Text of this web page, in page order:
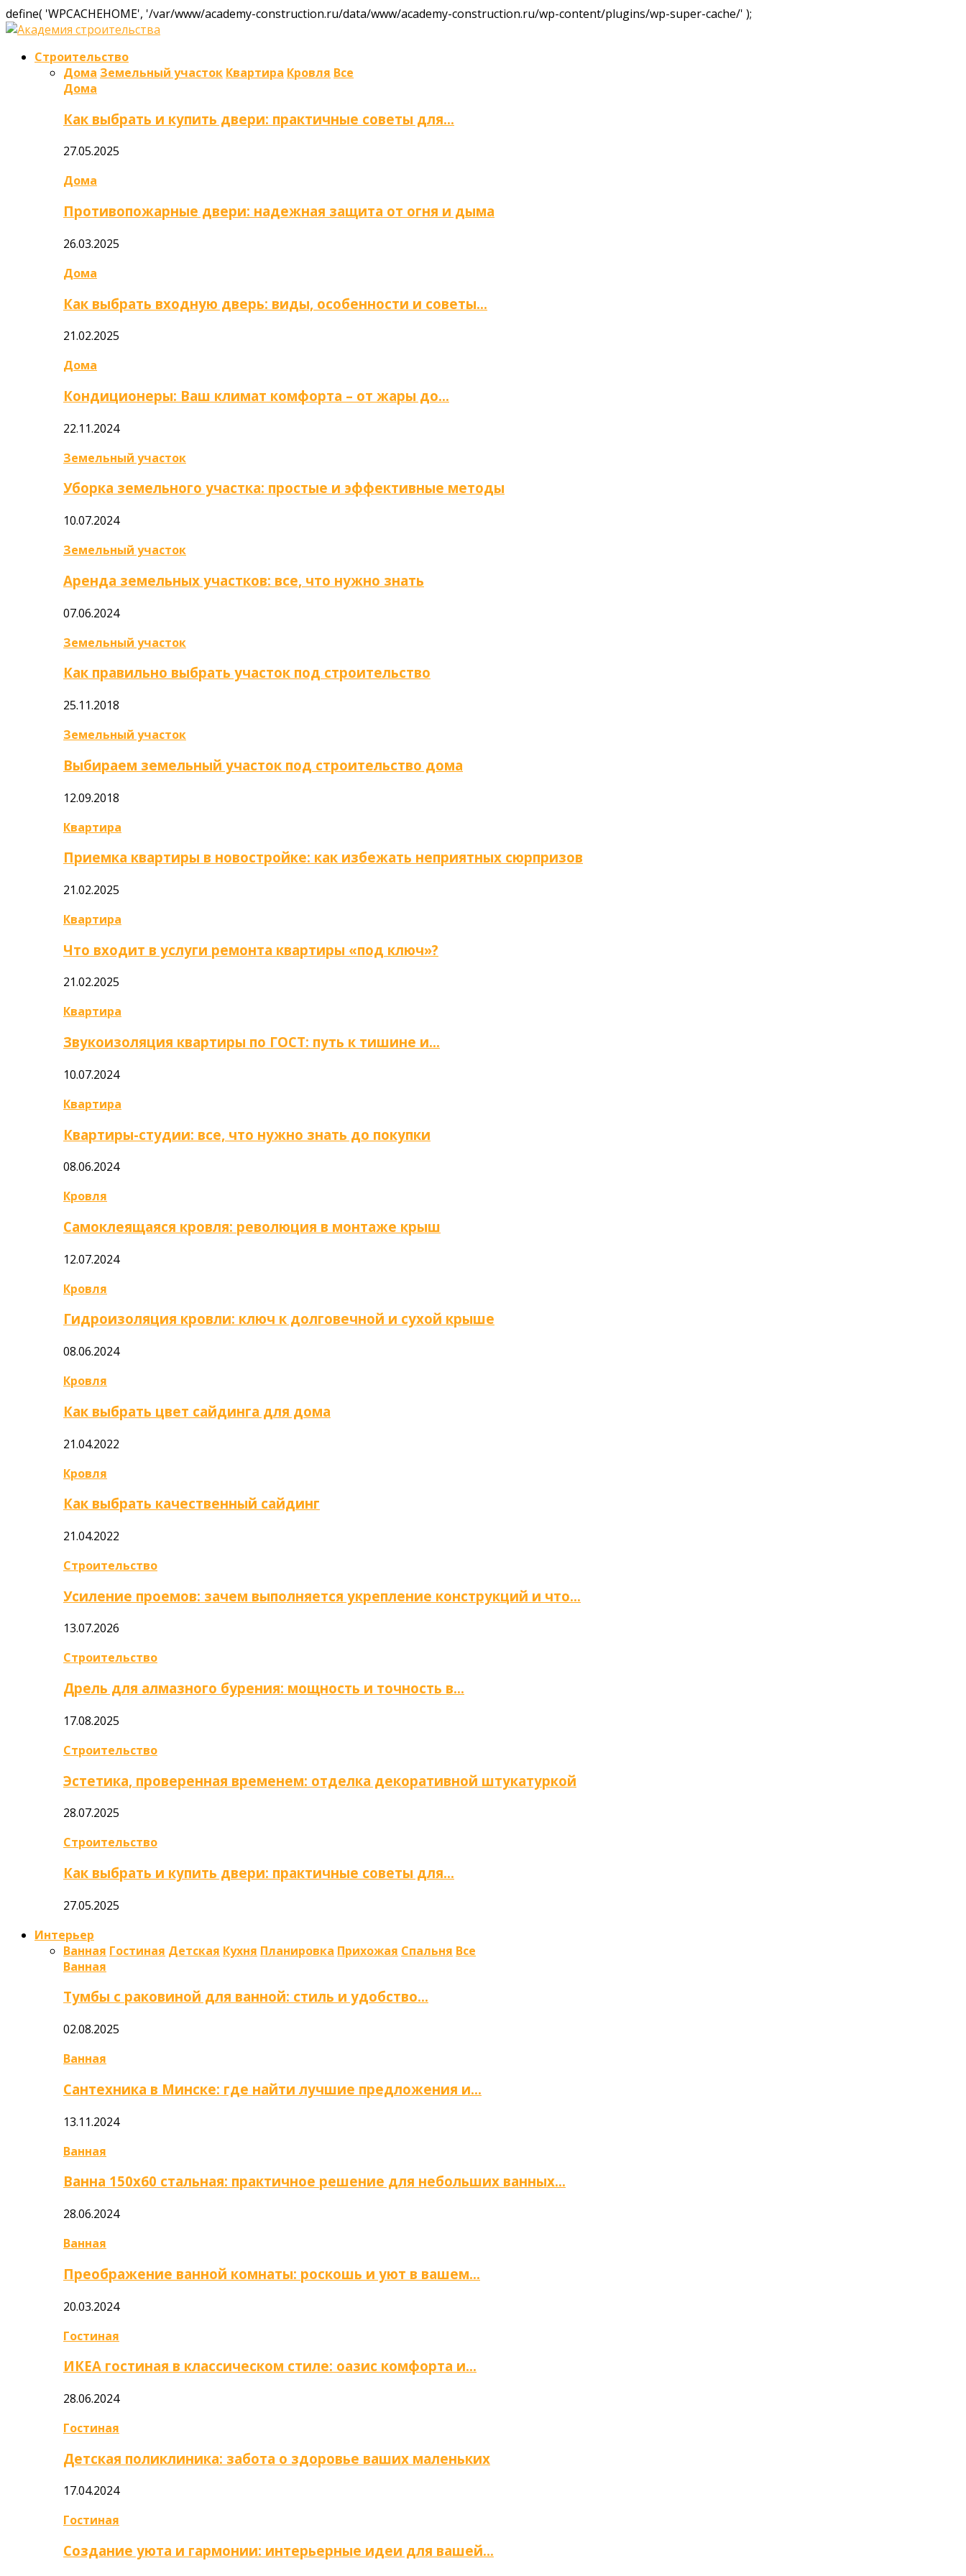
define( 'WPCACHEHOME', '/var/www/academy-construction.ru/data/www/academy-construction.ru/wp-content/plugins/wp-super-cache/' );
Строительство
Дома Земельный участок Квартира Кровля Все
Дома
Как выбрать и купить двери: практичные советы для…
27.05.2025
Дома
Противопожарные двери: надежная защита от огня и дыма
26.03.2025
Дома
Как выбрать входную дверь: виды, особенности и советы…
21.02.2025
Дома
Кондиционеры: Ваш климат комфорта – от жары до…
22.11.2024
Земельный участок
Уборка земельного участка: простые и эффективные методы
10.07.2024
Земельный участок
Аренда земельных участков: все, что нужно знать
07.06.2024
Земельный участок
Как правильно выбрать участок под строительство
25.11.2018
Земельный участок
Выбираем земельный участок под строительство дома
12.09.2018
Квартира
Приемка квартиры в новостройке: как избежать неприятных сюрпризов
21.02.2025
Квартира
Что входит в услуги ремонта квартиры «под ключ»?
21.02.2025
Квартира
Звукоизоляция квартиры по ГОСТ: путь к тишине и…
10.07.2024
Квартира
Квартиры-студии: все, что нужно знать до покупки
08.06.2024
Кровля
Самоклеящаяся кровля: революция в монтаже крыш
12.07.2024
Кровля
Гидроизоляция кровли: ключ к долговечной и сухой крыше
08.06.2024
Кровля
Как выбрать цвет сайдинга для дома
21.04.2022
Кровля
Как выбрать качественный сайдинг
21.04.2022
Строительство
Усиление проемов: зачем выполняется укрепление конструкций и что…
13.07.2026
Строительство
Дрель для алмазного бурения: мощность и точность в…
17.08.2025
Строительство
Эстетика, проверенная временем: отделка декоративной штукатуркой
28.07.2025
Строительство
Как выбрать и купить двери: практичные советы для…
27.05.2025
Интерьер
Ванная Гостиная Детская Кухня Планировка Прихожая Спальня Все
Ванная
Тумбы с раковиной для ванной: стиль и удобство…
02.08.2025
Ванная
Сантехника в Минске: где найти лучшие предложения и…
13.11.2024
Ванная
Ванна 150х60 стальная: практичное решение для небольших ванных…
28.06.2024
Ванная
Преображение ванной комнаты: роскошь и уют в вашем…
20.03.2024
Гостиная
ИКЕА гостиная в классическом стиле: оазис комфорта и…
28.06.2024
Гостиная
Детская поликлиника: забота о здоровье ваших маленьких
17.04.2024
Гостиная
Создание уюта и гармонии: интерьерные идеи для вашей…